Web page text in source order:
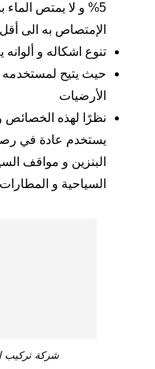
5% و لا يمتص
الإمتصاص به الى أقل
تنوع اشكاله و
حيث يتيح لمستخدمه
الأرضيات
نظرًا لهذه الخصائص و
يستخدم عادة في
البنزين و مواقف
السياحية و
شركة تركيب